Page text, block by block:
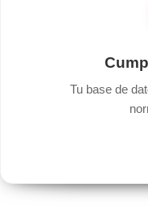
Tu base de